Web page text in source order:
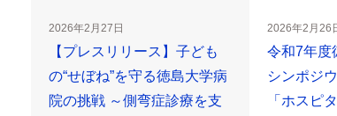
2026年2月27日
【プレスリリース】子ども
の“せぼね”を守る徳島大学病
院の挑戦 ～側弯症診療を支
2026年2月26
令和7年度
シンポジ
「ホスピ